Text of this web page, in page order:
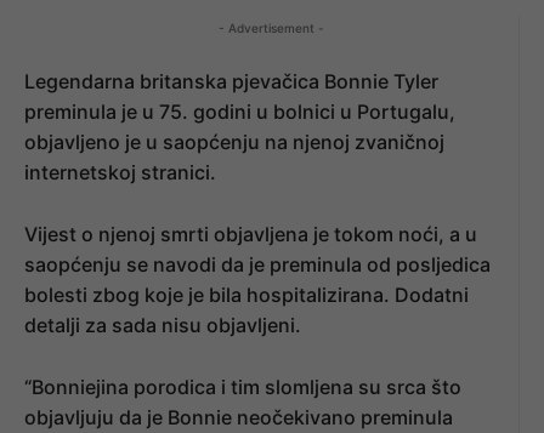
- Advertisement -
Legendarna britanska pjevačica Bonnie Tyler
preminula je u 75. godini u bolnici u Portugalu,
objavljeno je u saopćenju na njenoj zvaničnoj
internetskoj stranici.
Vijest o njenoj smrti objavljena je tokom noći, a u
saopćenju se navodi da je preminula od posljedica
bolesti zbog koje je bila hospitalizirana. Dodatni
detalji za sada nisu objavljeni.
“Bonniejina porodica i tim slomljena su srca što
objavljuju da je Bonnie neočekivano preminula